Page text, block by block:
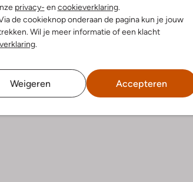
privacy- en cookieverklaring.
de cookieknop onderaan de pagina kun je jouw
Wil je meer informatie of een klacht
.
Weigeren Accepteren
Ontdek de look
informatie